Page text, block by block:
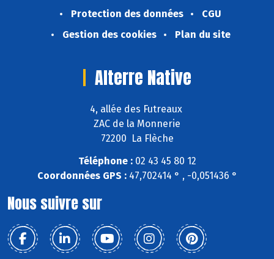
Protection des données
CGU
Gestion des cookies
Plan du site
Alterre Native
4, allée des Futreaux
ZAC de la Monnerie
72200 La Flèche
Téléphone :02 43 45 80 12
Coordonnées GPS :47,702414 ° , -0,051436 °
Nous suivre sur